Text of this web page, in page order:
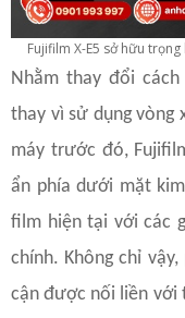
Fujifilm X-E5 sở hữu
Nhằm thay đổi
thay vì sử dụng vòng
máy trước đó,
ẩn phía dưới mặt
film hiện tại với các
chính. Không chỉ
cận được nối liền với